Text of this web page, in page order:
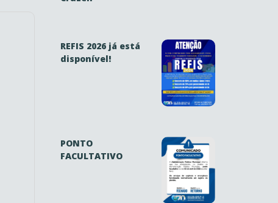
REFIS 2026 já está
disponível!
PONTO
FACULTATIVO